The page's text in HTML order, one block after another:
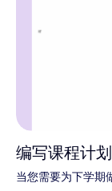
编写课程计划
当您需要为下学期